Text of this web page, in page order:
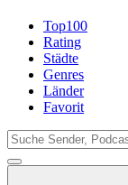
Top100
Rating
Städte
Genres
Länder
Favorit